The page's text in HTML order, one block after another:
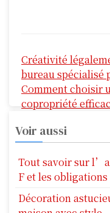
a
v
i
g
a
t
i
Créativité
bureau spécialisé
Comment choisir
copropriété
Voir aussi
Tout savoir sur
F et les
Décoration